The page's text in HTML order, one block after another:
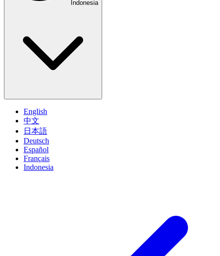
Indonesia
English
中文
日本語
Deutsch
Español
Français
Indonesia